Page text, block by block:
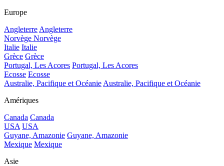
Europe
Angleterre Angleterre
Norvège Norvège
Italie Italie
Grèce Grèce
Portugal, Les Acores Portugal, Les Acores
Ecosse Ecosse
Australie, Pacifique et Océanie Australie, Pacifique et Océanie
Amériques
Canada Canada
USA USA
Guyane, Amazonie Guyane, Amazonie
Mexique Mexique
Asie